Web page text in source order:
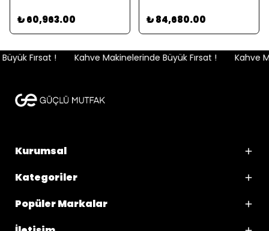
₺ 60,963.00 ₺ 84,680.00
Fırsat ! Kahve Makinelerinde Büyük Fırsat ! Kahve
Kurumsal
Kategoriler
Popüler Markalar